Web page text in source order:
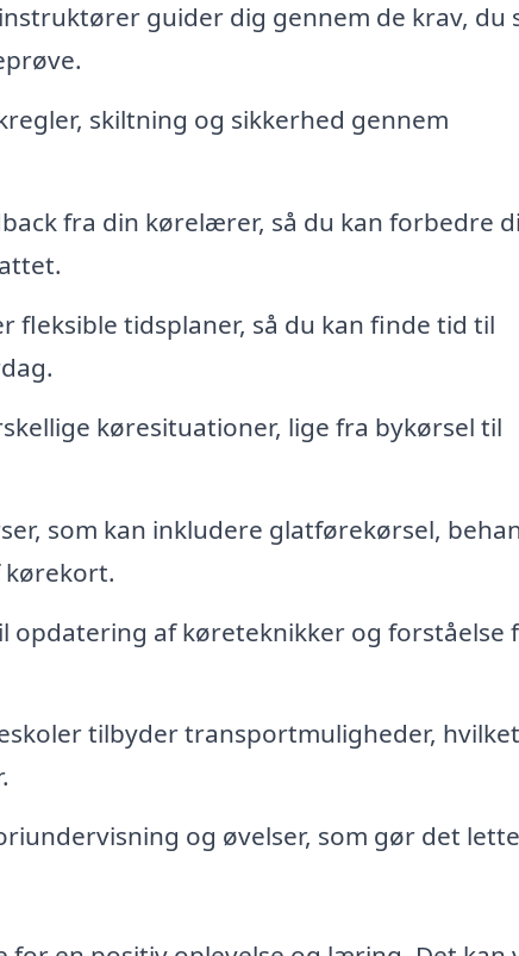
guider dig gennem de krav, du
skiltning og sikkerhed gennem
fra din kørelærer, så du kan forbedre
fleksible tidsplaner, så du kan finde tid til
køresituationer, lige fra bykørsel til
som kan inkludere glatførekørsel,
kørekort.
opdatering af køreteknikker og forståelse
tilbyder transportmuligheder,
og øvelser, som gør det